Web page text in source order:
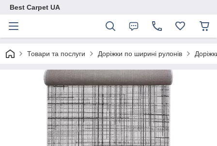
Best Carpet UA
Товари та послуги Доріжки по ширині рулонів